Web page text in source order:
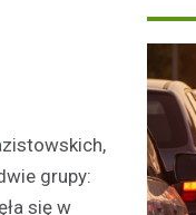
grupy:
się w